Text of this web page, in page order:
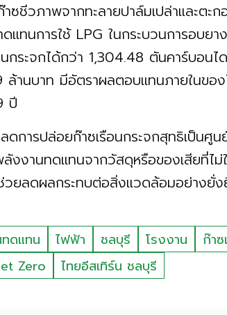
ซชีวภาพจากทะลายปาล์มเปล่าและตะ
แทนการใช้ LPG ในกระบวนการอบย
กระจกได้กว่า 1,304.48 ตันคาร์บอนไ
านบาท มีอัตราผลตอบแทนภายในของ
ปี
ดการปล่อยก๊าซเรือนกระจกสุทธิเป็น
งงานทดแทนจากวัสดุหรือของเสียที่ไม่
วยลดผลกระทบต่อสิ่งแวดล้อมอย่างยั่
ดแทน ไฟฟ้า ชลบุรี โรงงาน ก๊า
Zero ไทยอีสเทิร์น ชลบุรี